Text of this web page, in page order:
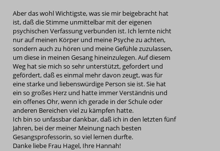
Aber das wohl Wichtigste, was sie mir beigebracht hat
ist, daß die Stimme unmittelbar mit der eigenen
psychischen Verfassung verbunden ist. Ich lernte nicht
nur auf meinen Körper und meine Psyche zu achten,
sondern auch zu hören und meine Gefühle zuzulassen,
um diese in meinen Gesang hineinzulegen. Auf diesem
Weg hat sie mich so sehr unterstützt, gefordert und
gefördert, daß es einmal mehr davon zeugt, was für
eine starke und liebenswürdige Person sie ist. Sie hat
ein so großes Herz und hatte immer Verständnis und
ein offenes Ohr, wenn ich gerade in der Schule oder
anderen Bereichen viel zu kämpfen hatte.
Ich bin so unfassbar dankbar, daß ich in den letzten fünf
Jahren, bei der meiner Meinung nach besten
Gesangsprofessorin, so viel lernen durfte.
Danke liebe Frau Hagel, Ihre Hannah!